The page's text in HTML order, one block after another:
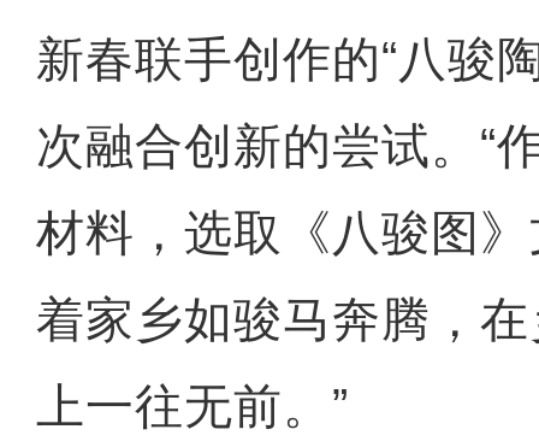
新春联手创作的“八骏
次融合创新的尝试。“
材料，选取《八骏图
着家乡如骏马奔腾，
上一往无前。”